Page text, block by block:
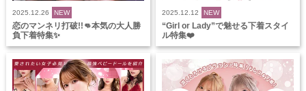
2025.12.26 NEW
恋のマンネリ打破!!👊本気の大人勝
負下着特集✨
2025.12.12 NEW
“Girl or Lady”で魅せる下着スタイ
ル特集❤️